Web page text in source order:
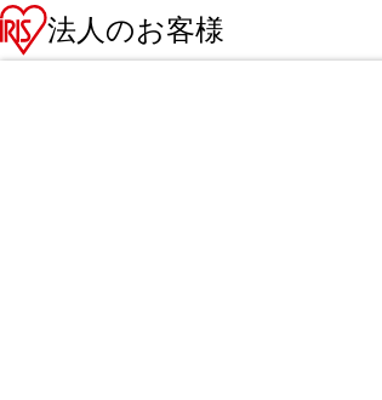
法人のお客様